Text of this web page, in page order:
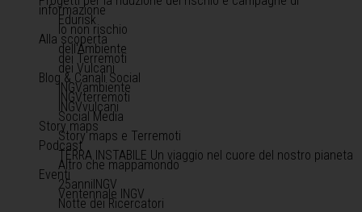
informazione
Edurisk
Io non rischio
Alla scoperta
dell'Ambiente
dei Terremoti
dei Vulcani
Blog & Canali Social
INGVambiente
INGVterremoti
INGVvulcani
Social Media
Story maps
Story maps e Terremoti
Podcast
TERRA INSTABILE Un viaggio nel cuore del nostro pianeta
Altro che mappamondo
Eventi
25anniINGV
Ventennale INGV
Notte dei Ricercatori